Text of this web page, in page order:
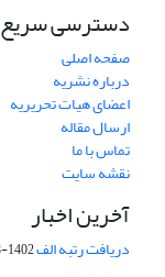
دسترسی سریع
صفحه اصلی
درباره نشریه
اعضای هیات تحریریه
ارسال مقاله
تماس با ما
نقشه سایت
آخرین اخبار
دریافت رتبه الف1402-08-06